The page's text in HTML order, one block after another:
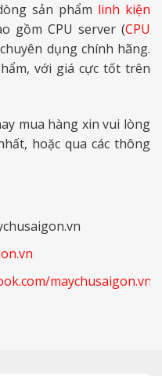
sản phẩm linh kiện
gồm CPU server (CPU
dụng chính hãng.
với giá cực tốt trên
mua hàng xin vui lòng
hoặc qua các thông
maychusaigon.vn